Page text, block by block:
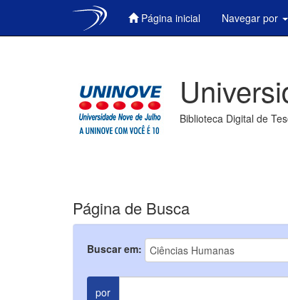
Página inicial Navegar por
Biblioteca Digital de
Página de Busca
Buscar em:
por